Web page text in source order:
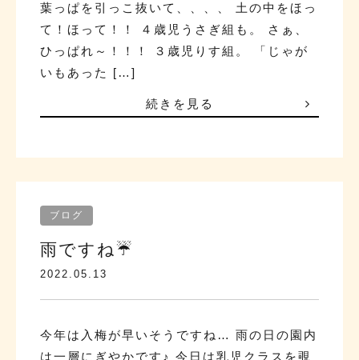
葉っぱを引っこ抜いて、、、、 土の中をほっ
て！ほって！！ ４歳児うさぎ組も。 さぁ、
ひっぱれ～！！！ ３歳児りす組。 「じゃが
いもあった […]
続きを見る
ブログ
雨ですね☔
2022.05.13
今年は入梅が早いそうですね… 雨の日の園内
は一層にぎやかです♪ 今日は乳児クラスを覗